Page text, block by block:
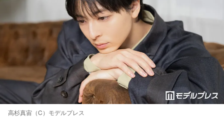
高杉真宙（C）モデルプレス